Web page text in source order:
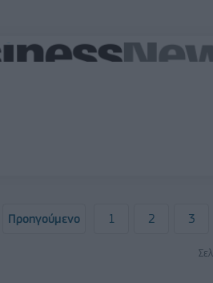
Προηγούμενο 1 2 3